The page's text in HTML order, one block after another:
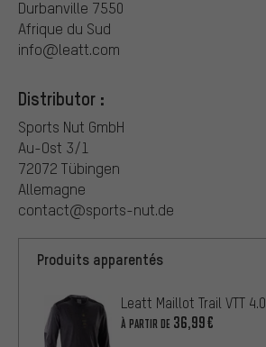
Durbanville 7550
Afrique du Sud
info@leatt.com
Distributor :
Sports Nut GmbH
Au-Ost 3/1
72072 Tübingen
Allemagne
contact@sports-nut.de
Produits apparentés
Leatt Maillot Trail VTT 4.0
À PARTIR DE 36,99€